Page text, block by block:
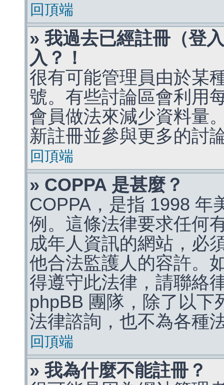
回頂端
» 我過去已經註冊（登
入？！
很有可能管理員由於某
號。有些討論區會利用
會員做法來減少資料量
新註冊並參與更多的討
回頂端
» COPPA 是甚麼？
COPPA，是指 1998 年
例。這條法律要求任何
成年人資訊的網站，必
他合法監護人的容許。
得遵守此法律，請聯絡
phpBB 團隊，除了以下
法律諮詢，也不為各種
回頂端
» 我為什麼不能註冊？